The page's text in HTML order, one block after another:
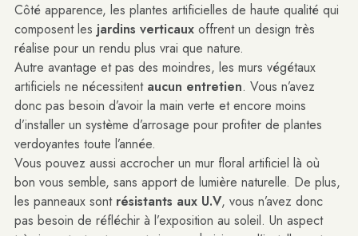
Côté apparence, les plantes artificielles de haute qualité qui
composent les jardins verticaux offrent un design très
réalise pour un rendu plus vrai que nature.
Autre avantage et pas des moindres, les murs végétaux
artificiels ne nécessitent aucun entretien. Vous n’avez
donc pas besoin d’avoir la main verte et encore moins
d’installer un système d’arrosage pour profiter de plantes
verdoyantes toute l’année.
Vous pouvez aussi accrocher un mur floral artificiel là où
bon vous semble, sans apport de lumière naturelle. De plus,
les panneaux sont résistants aux U.V, vous n’avez donc
pas besoin de réfléchir à l’exposition au soleil. Un aspect